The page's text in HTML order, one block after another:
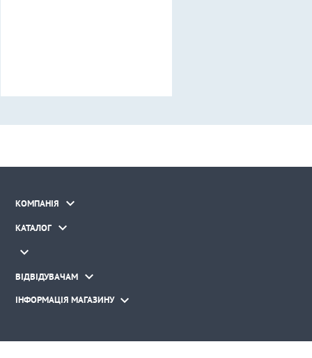
КОМПАНІЯ 
КАТАЛОГ 

ВІДВІДУВАЧАМ 
ІНФОРМАЦІЯ МАГАЗИНУ 